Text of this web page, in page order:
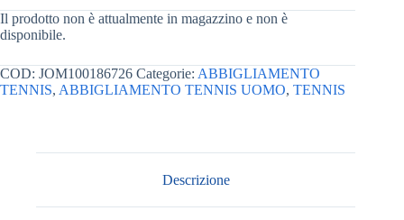
Il prodotto non è attualmente in magazzino e non è
disponibile.
COD: JOM100186726 Categorie: ABBIGLIAMENTO
TENNIS, ABBIGLIAMENTO TENNIS UOMO, TENNIS
Descrizione